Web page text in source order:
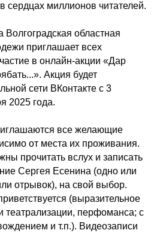
сердцах миллионов читателей.
Волгоградская областная
приглашает всех
в онлайн-акции «Дар
Акция будет
сети ВКонтакте с 3
2025 года.
все желающие
от места их проживания.
прочитать вслух и записать
Сергея Есенина (одно или
отрывок), на свой выбор.
(выразительное
театрализации, перфоманса; с
и т.п.). Видеозаписи